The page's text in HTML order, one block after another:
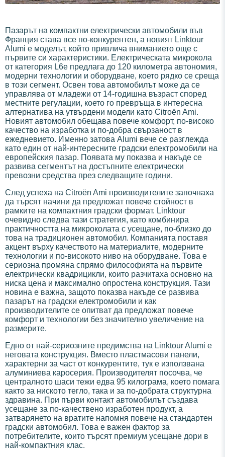
Пазарът на компактни електрически автомобили във
Франция става все по-конкурентен, а новият Linktour
Alumi е моделът, който привлича вниманието още с
първите си характеристики. Електрическата микрокола
от категория L6e предлага до 120 километра автономия,
модерни технологии и оборудване, което рядко се среща
в този сегмент. Освен това автомобилът може да се
управлява от младежи от 14-годишна възраст според
местните регулации, което го превръща в интересна
алтернатива на утвърдени модели като Citroën Ami.
Новият автомобил обещава повече комфорт, по-високо
качество на изработка и по-добра свързаност в
ежедневието. Именно затова Alumi вече се разглежда
като един от най-интересните градски електромобили на
европейския пазар. Появата му показва и накъде се
развива сегментът на достъпните електрически
превозни средства през следващите години.
След успеха на Citroën Ami производителите започнаха
да търсят начини да предложат повече стойност в
рамките на компактния градски формат. Linktour
очевидно следва тази стратегия, като комбинира
практичността на микроколата с усещане, по-близко до
това на традиционен автомобил. Компанията поставя
акцент върху качеството на материалите, модерните
технологии и по-високото ниво на оборудване. Това е
сериозна промяна спрямо философията на първите
електрически квадрицикли, които разчитаха основно на
ниска цена и максимално опростена конструкция. Тази
новина е важна, защото показва накъде се развива
пазарът на градски електромобили и как
производителите се опитват да предложат повече
комфорт и технологии без значително увеличение на
размерите.
Едно от най-сериозните предимства на Linktour Alumi е
неговата конструкция. Вместо пластмасови панели,
характерни за част от конкурентите, тук е използвана
алуминиева каросерия. Производителят посочва, че
централното шаси тежи едва 95 килограма, което помага
както за ниското тегло, така и за по-добрата структурна
здравина. При първи контакт автомобилът създава
усещане за по-качествено изработен продукт, а
затварянето на вратите напомня повече на стандартен
градски автомобил. Това е важен фактор за
потребителите, които търсят премиум усещане дори в
най-компактния клас.